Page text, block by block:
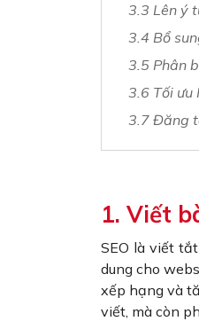
3.3 Lên ý
3.4 Bổ
3.5 Phân
3.6 Tối ưu
3.7 Đăng
1. Viết
SEO là viết
dung cho
xếp hạng và
viết, mà còn